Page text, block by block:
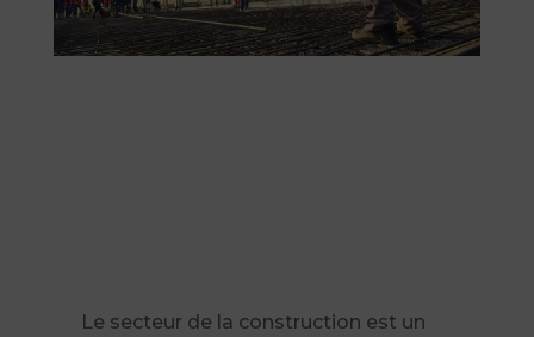
Le secteur de la construction est un